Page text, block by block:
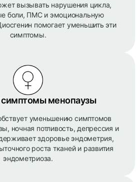
вызывать нарушения цикла,
боли, ПМС и эмоциональную
помогает уменьшить эти
симптомы.
менопаузы
уменьшению симптомов
ночная потливость, депрессия и
здоровье эндометрия,
роста тканей и развития
эндометриоза.